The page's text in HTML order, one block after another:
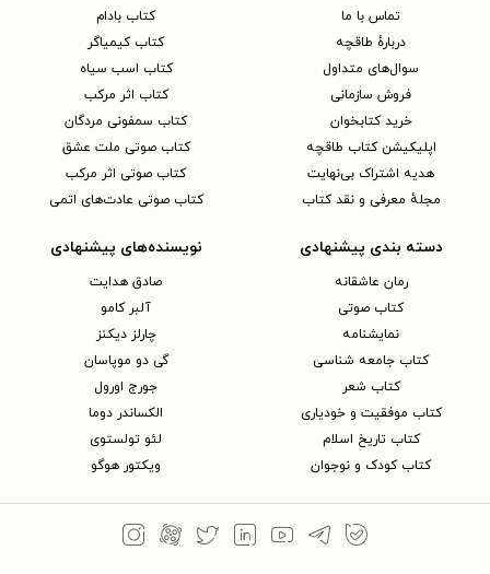
تماس با ما
دربارهٔ طاقچه
سوال‌های متداول
فروش سازمانی
خرید کتابخوان
اپلیکیشن کتاب طاقچه
هدیه اشتراک بی‌نهایت
مجلهٔ معرفی و نقد کتاب
کتاب بادام
کتاب کیمیاگر
کتاب اسب سیاه
کتاب اثر مرکب
کتاب سمفونی مردگان
کتاب صوتی ملت عشق
کتاب صوتی اثر مرکب
کتاب صوتی عادت‌های اتمی
دسته بندی پیشنهادی
رمان عاشقانه
کتاب‌ صوتی
نمایشنامه
کتاب جامعه شناسی
کتاب شعر
کتاب موفقیت و خودیاری
کتاب تاریخ اسلام
کتاب کودک و نوجوان
نویسنده‌های پیشنهادی
صادق هدایت
آلبر کامو
چارلز دیکنز
گی دو موپاسان
جورج اورول
الکساندر دوما
لئو تولستوی
ویکتور هوگو